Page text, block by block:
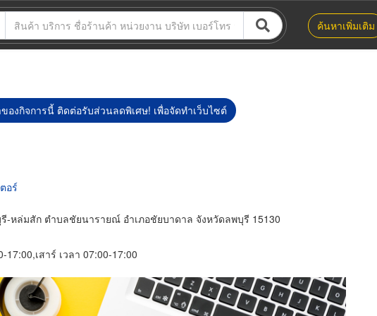
ค้นหาเพิ่มเติม
องกิจการนี้ ติดต่อรับส่วนลดพิเศษ! เพื่อจัดทำเว็บไซต์
อร์
-หล่มสัก ตำบลชัยนารายณ์ อำเภอชัยบาดาล จังหวัดลพบุรี 15130
17:00,เสาร์ เวลา 07:00-17:00